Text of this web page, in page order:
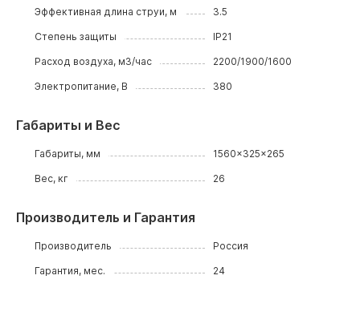
Эффективная длина струи, м 3.5
Степень защиты IP21
Расход воздуха, м3/час 2200/1900/1600
Электропитание, В 380
Габариты и Вес
Габариты, мм 1560x325x265
Вес, кг 26
Производитель и Гарантия
Производитель Россия
Гарантия, мес. 24